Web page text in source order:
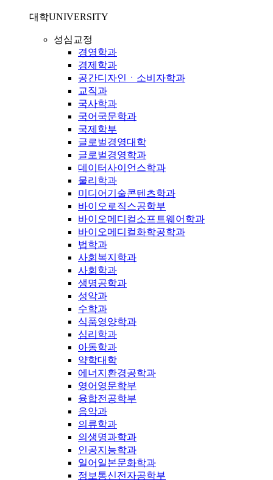
대학UNIVERSITY
성심교정
경영학과
경제학과
공간디자인ㆍ소비자학과
교직과
국사학과
국어국문학과
국제학부
글로벌경영대학
글로벌경영학과
데이터사이언스학과
물리학과
미디어기술콘텐츠학과
바이오로직스공학부
바이오메디컬소프트웨어학과
바이오메디컬화학공학과
법학과
사회복지학과
사회학과
생명공학과
성악과
수학과
식품영양학과
심리학과
아동학과
약학대학
에너지환경공학과
영어영문학부
융합전공학부
음악과
의류학과
의생명과학과
인공지능학과
일어일본문화학과
정보통신전자공학부